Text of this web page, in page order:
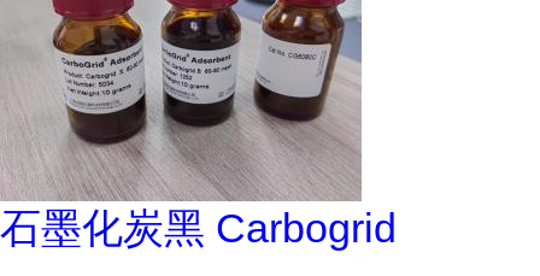
石墨化炭黑 Carbogrid